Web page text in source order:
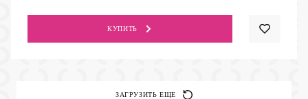
КУПИТЬ
ЗАГРУЗИТЬ ЕЩЕ